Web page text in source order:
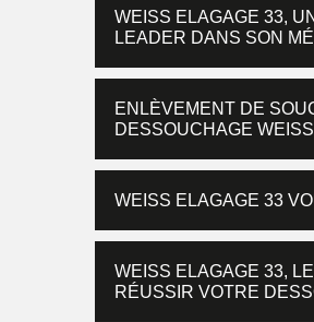
WEISS ELAGAGE 33,
LEADER DANS SON
ENLÈVEMENT DE
DESSOUCHAGE
WEISS ELAGAGE 33
WEISS ELAGAGE 33,
RÉUSSIR VOTRE